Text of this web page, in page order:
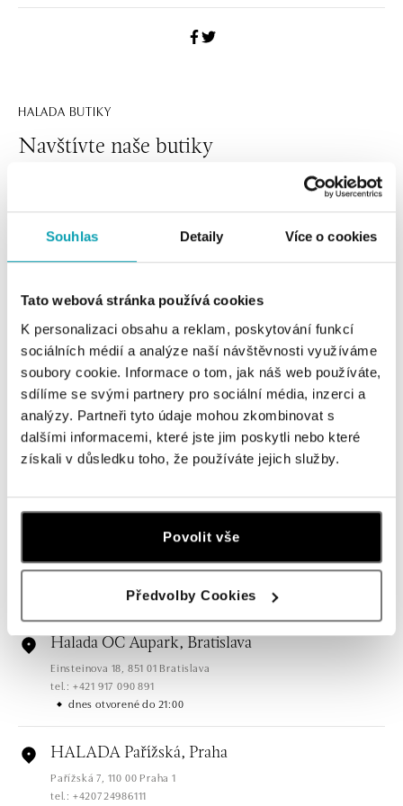
Souhlas Detaily Více o cookies
Tato webová stránka používá cookies
K personalizaci obsahu a reklam, poskytování funkcí
sociálních médií a analýze naší návštěvnosti využíváme
soubory cookie. Informace o tom, jak náš web používáte,
sdílíme se svými partnery pro sociální média, inzerci a
analýzy. Partneři tyto údaje mohou zkombinovat s
dalšími informacemi, které jste jim poskytli nebo které
získali v důsledku toho, že používáte jejich služby.
Povolit vše
Předvolby Cookies
HALADA BUTIKY
Navštívte naše butiky
Všetky Česko Slovensko
HALADA OC Eurovea, Bratislava
Pribinova 8, 811 09 Bratislava
tel.: +421 910 284 071
HALADA OC Avion, Bratislava
tel.: +421 917 090 372
dnes otvorené do 21:00
Halada OC Aupark, Bratislava
Einsteinova 18, 851 01 Bratislava
tel.: +421 917 090 891
dnes otvorené do 21:00
HALADA Pařížská, Praha
Pařížská 7, 110 00 Praha 1
tel.: +420724986111